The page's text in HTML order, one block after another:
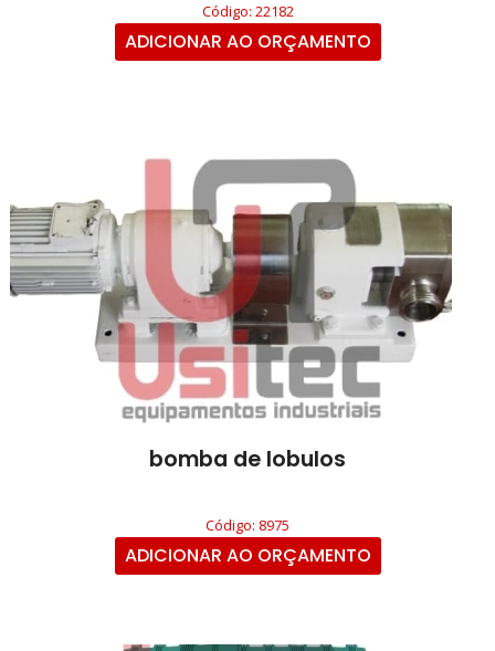
Código: 22182
ADICIONAR AO ORÇAMENTO
bomba de lobulos
Código: 8975
ADICIONAR AO ORÇAMENTO